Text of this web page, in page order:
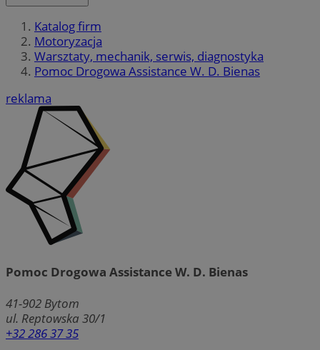
Katalog firm
Motoryzacja
Warsztaty, mechanik, serwis, diagnostyka
Pomoc Drogowa Assistance W. D. Bienas
reklama
Pomoc Drogowa Assistance W. D. Bienas
41-902 Bytom
ul. Reptowska 30/1
+32 286 37 35